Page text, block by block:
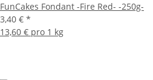
FunCakes Fondant -Fire Red- -250g-
3,40 € *
13,60 € pro 1 kg